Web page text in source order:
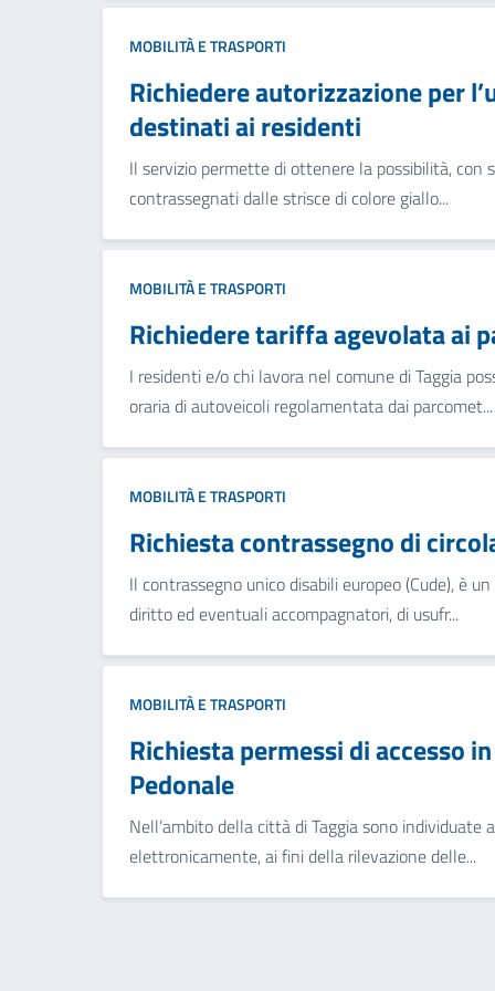
MOBILITÀ E TRASPORTI
Richiedere autorizzazione per
destinati ai residenti
Il servizio permette di ottenere la possibilità, con
contrassegnati dalle strisce di colore giallo...
MOBILITÀ E TRASPORTI
Richiedere tariffa agevolata ai
I residenti e/o chi lavora nel comune di Taggia
oraria di autoveicoli regolamentata dai parcomet...
MOBILITÀ E TRASPORTI
Richiesta contrassegno di
Il contrassegno unico disabili europeo (Cude), è
diritto ed eventuali accompagnatori, di usufr...
MOBILITÀ E TRASPORTI
Richiesta permessi di accesso
Pedonale
Nell’ambito della città di Taggia sono
elettronicamente, ai fini della rilevazione delle...